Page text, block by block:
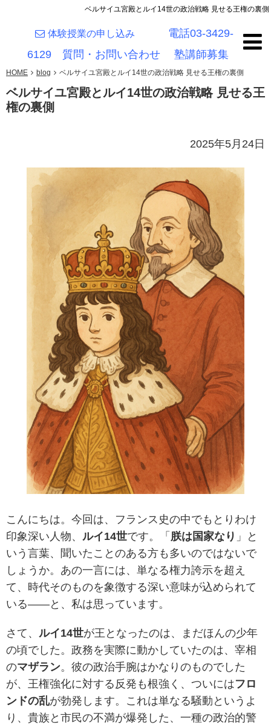
ベルサイユ宮殿とルイ14世の政治戦略 見せる王権の裏側
体験授業の申し込み
電話03-3429-
6129
質問・お問い合わせ 塾講師募集
HOME blog ベルサイユ宮殿とルイ14世の政治戦略 見せる王権の裏側
ベルサイユ宮殿とルイ14世の政治戦略 見せる王
権の裏側
2025年5月24日
こんにちは。今回は、フランス史の中でもとりわけ
印象深い人物、 ルイ14世です。「 朕は国家なり 」と
いう言葉、聞いたことのある方も多いのではないで
しょうか。あの一言には、単なる権力誇示を超え
て、時代そのものを象徴する深い意味が込められて
いる——と、私は思っています。
さて、 ルイ14世が王となったのは、まだほんの少年
の頃でした。政務を実際に動かしていたのは、宰相
のマザラン。彼の政治手腕はかなりのものでした
が、王権強化に対する反発も根強く、ついにはフロ
ンドの乱が勃発します。これは単なる騒動というよ
り、貴族と市民の不満が爆発した、一種の政治的警